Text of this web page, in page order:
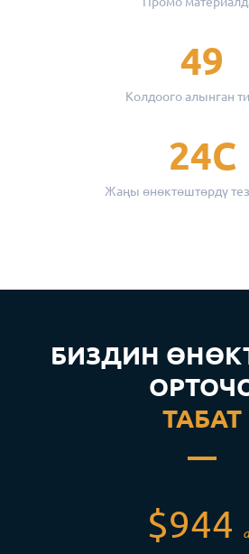
49
Колдоого алынган
24С
Жаңы өнөктөштөрдү
БИЗДИН
ТАБАТ
$944